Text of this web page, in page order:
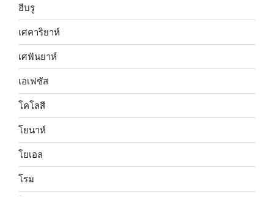
ฮีบรู
เศคาริยาห์
เศฟันยาห์
เอเฟซัส
โคโลสี
โยนาห์
โยเอล
โรม